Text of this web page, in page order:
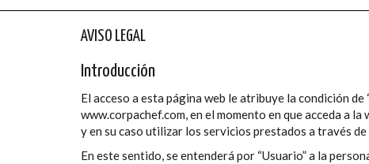
principal
AVISO LEGAL
Introducción
El acceso a esta página web le atribuye la condición
www.corpachef.com, en el momento en que acceda a
y en su caso utilizar los servicios prestados a través
En este sentido, se entenderá por “Usuario” a la